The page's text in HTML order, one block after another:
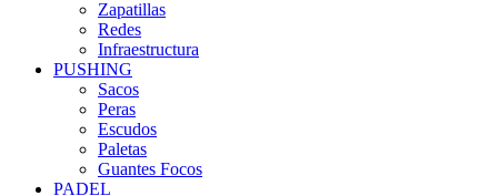
Zapatillas
Redes
Infraestructura
PUSHING
Sacos
Peras
Escudos
Paletas
Guantes Focos
PADEL